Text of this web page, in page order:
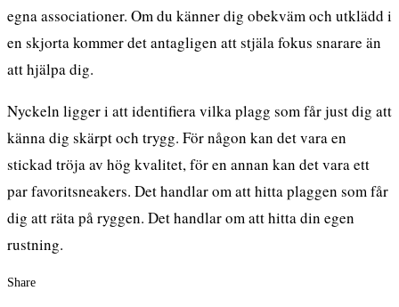
egna associationer. Om du känner dig obekväm och utklädd i
en skjorta kommer det antagligen att stjäla fokus snarare än
att hjälpa dig.
Nyckeln ligger i att identifiera vilka plagg som får just dig att
känna dig skärpt och trygg. För någon kan det vara en
stickad tröja av hög kvalitet, för en annan kan det vara ett
par favoritsneakers. Det handlar om att hitta plaggen som får
dig att räta på ryggen. Det handlar om att hitta din egen
rustning.
Share